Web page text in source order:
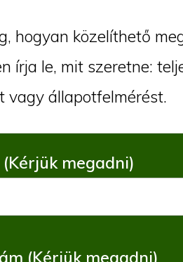
hogyan közelíthető
írja le, mit szeretne:
vagy állapotfelmérést.
megadni)
(Kérjük megadni)